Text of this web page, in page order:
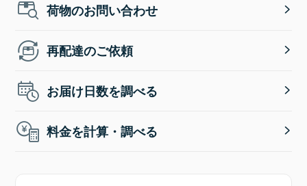
荷物のお問い合わせ
再配達のご依頼
お届け日数を調べる
料金を計算・調べる